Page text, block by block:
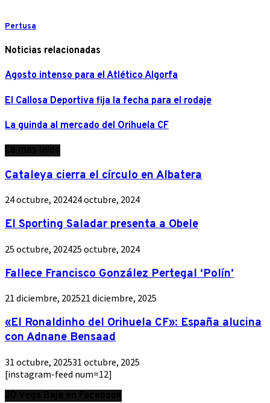
Pertusa
Noticias relacionadas
Agosto intenso para el Atlético Algorfa
El Callosa Deportiva fija la fecha para el rodaje
La guinda al mercado del Orihuela CF
Cataleya cierra el círculo en Albatera
24 octubre, 202424 octubre, 2024
El Sporting Saladar presenta a Obele
25 octubre, 202425 octubre, 2024
Fallece Francisco González Pertegal ‘Polín’
21 diciembre, 202521 diciembre, 2025
«El Ronaldinho del Orihuela CF»: España alucina
con Adnane Bensaad
31 octubre, 202531 octubre, 2025
[instagram-feed num=12]